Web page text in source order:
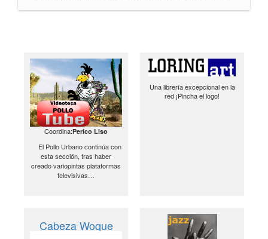
Coordina:Perico Liso
El Pollo Urbano continúa con
esta sección, tras haber
creado variopintas plataformas
televisivas…
Una librería excepcional en la
red ¡Pincha el logo!
Cabeza Woque